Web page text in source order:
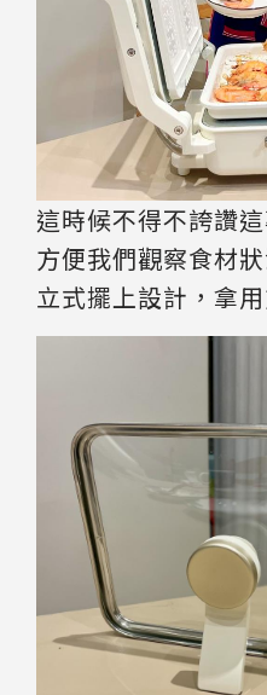
這時候不得不誇讚
方便我們觀察食材
立式擺上設計，拿用